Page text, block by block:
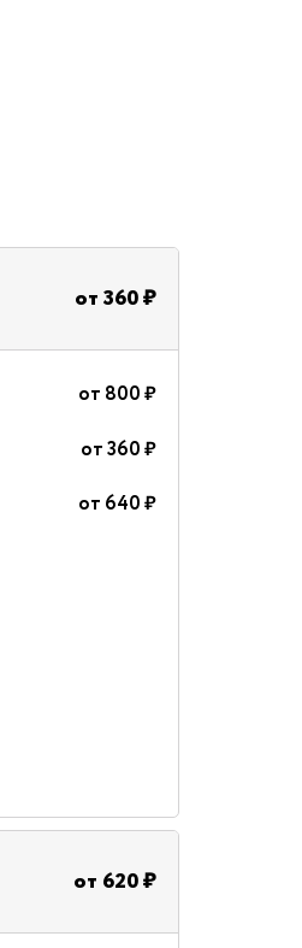
от360₽
от 800₽
от360₽
от 640₽
от 620₽